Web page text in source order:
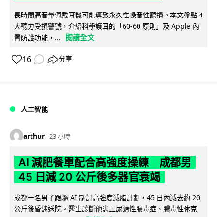
長時間高音量佩戴耳機可能導致永久性噪音性聽損。本文盤點 4
大聽力受損警號，介紹科學護耳的「60-60 原則」及 Apple 內
置防護功能，...
閱讀全文
16 分享
人工智能
arthur 23 小時
AI 減肥餐單配合高強度操練 成都男
45 日減 20 公斤後多器官衰竭
成都一名男子跟隨 AI 制訂高強度減脂計劃，45 日內減去約 20
公斤後昏迷送院。醫生診斷他患上尿源性膿毒症、膿毒性休克